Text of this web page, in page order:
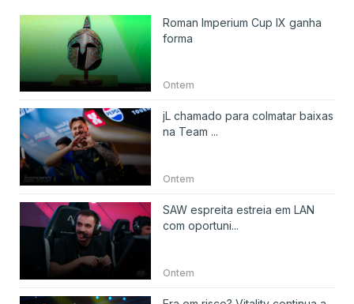
Roman Imperium Cup IX ganha
forma
Ontem
jL chamado para colmatar baixas
na Team ...
Ontem
SAW espreita estreia em LAN
com oportuni...
Ontem